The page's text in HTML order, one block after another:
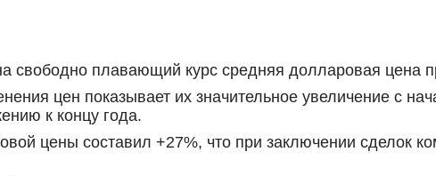
свободно плавающий курс средняя долларовая цена
цен показывает их значительное увеличение с
к концу года.
цены составил +27%, что при заключении сделок